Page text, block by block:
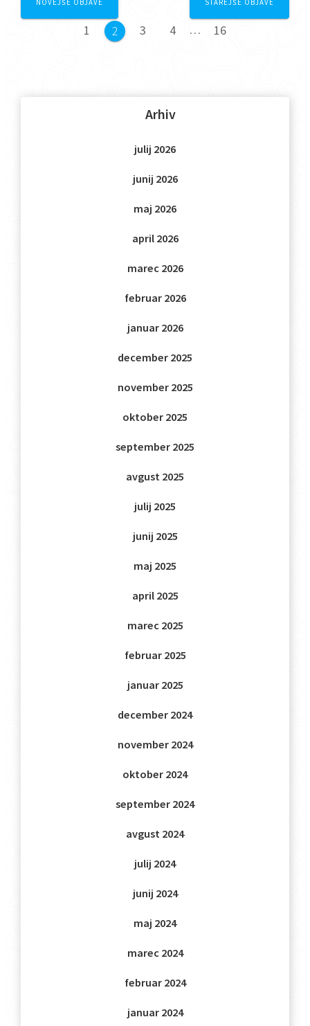
navigation
NOVEJŠE OBJAVE
Stran
1 Stran
2 Stran
3 Stran
4 … Stran
16
STAREJŠE OBJAVE
Arhiv
julij 2026
junij 2026
maj 2026
april 2026
marec 2026
februar 2026
januar 2026
december 2025
november 2025
oktober 2025
september 2025
avgust 2025
julij 2025
junij 2025
maj 2025
april 2025
marec 2025
februar 2025
januar 2025
december 2024
november 2024
oktober 2024
september 2024
avgust 2024
julij 2024
junij 2024
maj 2024
marec 2024
februar 2024
januar 2024